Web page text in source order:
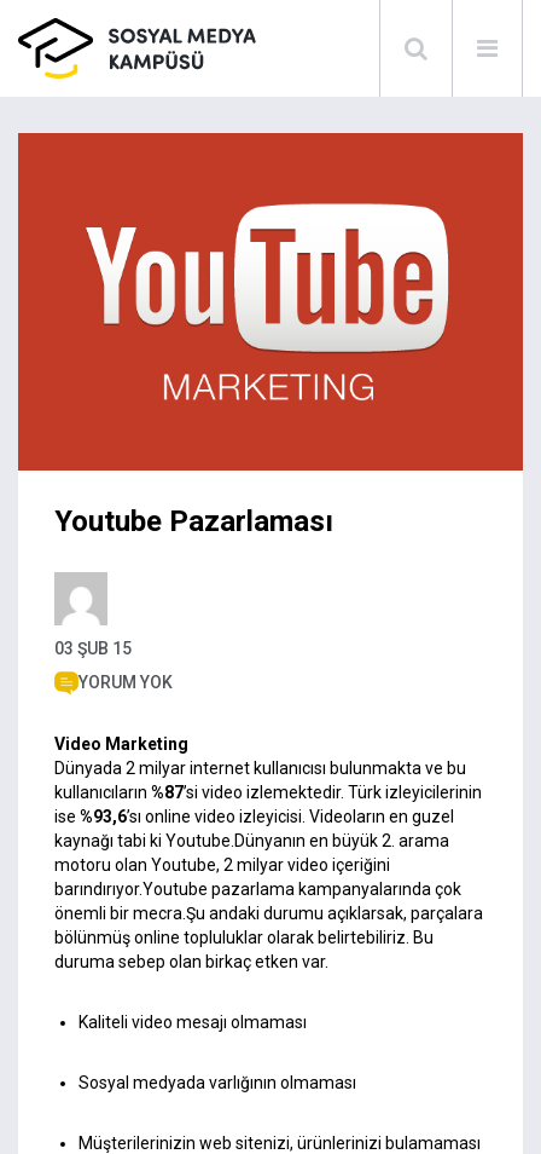
Youtube Pazarlaması
03 ŞUB 15
YORUM YOK
Video Marketing
Dünyada 2 milyar internet kullanıcısı bulunmakta ve bu
kullanıcıların %87’si video izlemektedir. Türk izleyicilerinin
ise %93,6’sı online video izleyicisi. Videoların en guzel
kaynağı tabi ki Youtube.Dünyanın en büyük 2. arama
motoru olan Youtube, 2 milyar video içeriğini
barındırıyor.Youtube pazarlama kampanyalarında çok
önemli bir mecra.Şu andaki durumu açıklarsak, parçalara
bölünmüş online topluluklar olarak belirtebiliriz. Bu
duruma sebep olan birkaç etken var.
Kaliteli video mesajı olmaması
Sosyal medyada varlığının olmaması
Müşterilerinizin web sitenizi, ürünlerinizi bulamaması